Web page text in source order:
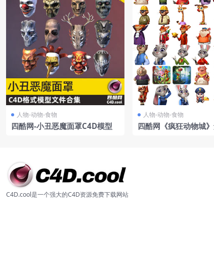
人物-动物-食物
四酷网-小丑恶魔面罩C4D模型
人物-动物-食物
四酷网《疯狂动物城
C4D.cool是一个强大的C4D资源免费下载网站